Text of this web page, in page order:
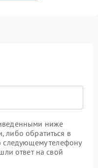
ниже
либо обратиться в
следующему телефону
ответ на свой